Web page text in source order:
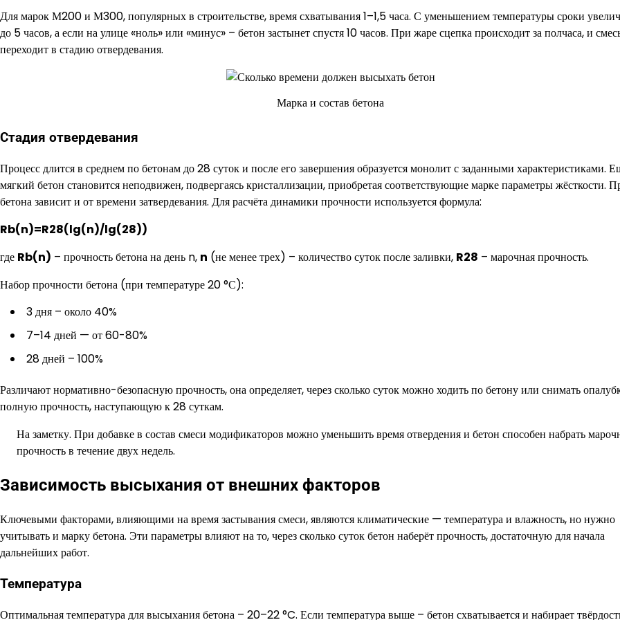
Для марок М200 и М300, популярных в строительстве, время схватывания 1–1,5 часа. С уменьшением температуры сроки
до 5 часов, а если на улице «ноль» или «минус» – бетон застынет спустя 10 часов. При жаре сцепка происходит за полчаса, и
переходит в стадию отвердевания.
Марка и состав бетона
Стадия отвердевания
Процесс длится в среднем по бетонам до 28 суток и после его завершения образуется монолит с заданными характеристиками.
мягкий бетон становится неподвижен, подвергаясь кристаллизации, приобретая соответствующие марке параметры жёсткости.
бетона зависит и от времени затвердевания. Для расчёта динамики прочности используется формула:
Rb(n)=R28(lg(n)/lg(28))
где Rb(n) – прочность бетона на день n, n (не менее трех) – количество суток после заливки, R28 – марочная прочность.
Набор прочности бетона (при температуре 20 °С):
3 дня – около 40%
7–14 дней — от 60-80%
28 дней – 100%
Различают нормативно-безопасную прочность, она определяет, через сколько суток можно ходить по бетону или снимать
полную прочность, наступающую к 28 суткам.
На заметку. При добавке в состав смеси модификаторов можно уменьшить время отвердения и бетон способен набрать
прочность в течение двух недель.
Зависимость высыхания от внешних факторов
Ключевыми факторами, влияющими на время застывания смеси, являются климатические — температура и влажность, но нужно
учитывать и марку бетона. Эти параметры влияют на то, через сколько суток бетон наберёт прочность, достаточную для начала
дальнейших работ.
Температура
Оптимальная температура для высыхания бетона – 20–22 °C. Если температура выше – бетон схватывается и набирает